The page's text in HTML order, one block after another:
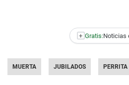
+ Gratis:Noticias
MUERTA JUBILADOS PERRITA